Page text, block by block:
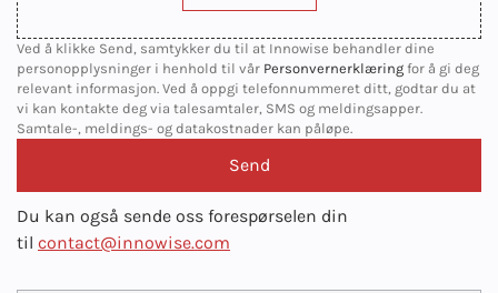
Ved å klikke Send, samtykker du til at Innowise behandler dine
personopplysninger i henhold til vår Personvernerklæring for å gi deg
relevant informasjon. Ved å oppgi telefonnummeret ditt, godtar du at
vi kan kontakte deg via talesamtaler, SMS og meldingsapper.
Samtale-, meldings- og datakostnader kan påløpe.
Du kan også sende oss forespørselen din
til contact@innowise.com